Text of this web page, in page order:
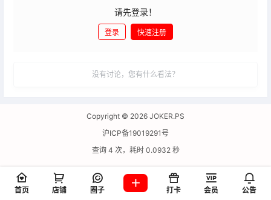
请先登录！
登录 快速注册
没有讨论，您有什么看法？
Copyright © 2026 JOKER.PS
沪ICP备19019291号
查询 4 次，耗时 0.0932 秒
首页 店铺 圈子 打卡 会员 公告